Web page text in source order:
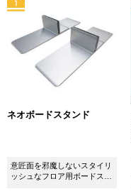
ネオボードスタンド
意匠面を邪魔しないスタイリ
ッシュなフロア用ボードスタ